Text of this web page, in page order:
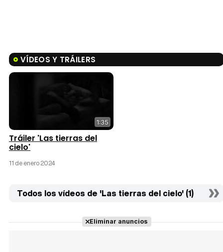
VÍDEOS Y TRÁILERS
1:35
Tráiler 'Las tierras del
cielo'
11 de enero 2024
Todos los vídeos de 'Las tierras del cielo' (1)
Eliminar anuncios